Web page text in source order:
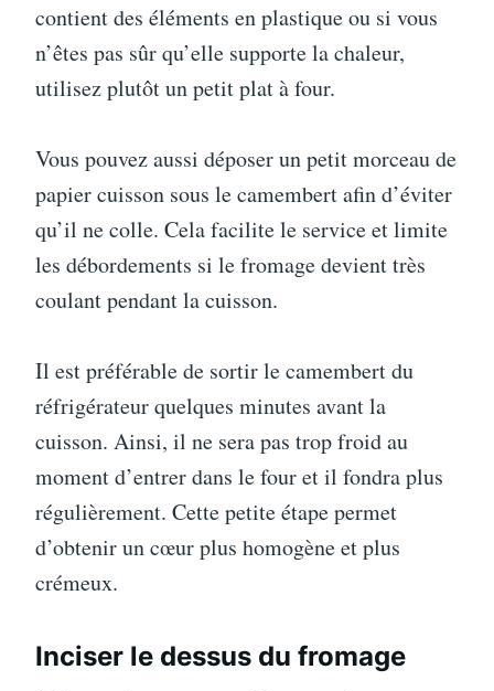
contient des éléments en plastique ou si vous
n’êtes pas sûr qu’elle supporte la chaleur,
utilisez plutôt un petit plat à four.
Vous pouvez aussi déposer un petit morceau de
papier cuisson sous le camembert afin d’éviter
qu’il ne colle. Cela facilite le service et limite
les débordements si le fromage devient très
coulant pendant la cuisson.
Il est préférable de sortir le camembert du
réfrigérateur quelques minutes avant la
cuisson. Ainsi, il ne sera pas trop froid au
moment d’entrer dans le four et il fondra plus
régulièrement. Cette petite étape permet
d’obtenir un cœur plus homogène et plus
crémeux.
Inciser le dessus du fromage